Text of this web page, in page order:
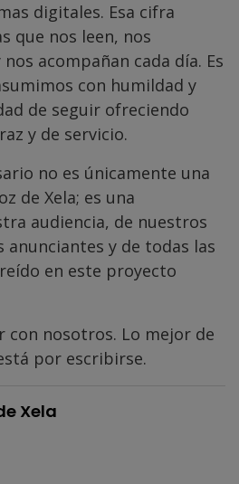
digitales. Esa cifra
que nos leen, nos
acompañan cada día. Es
con humildad y
de seguir ofreciendo
y de servicio.
no es únicamente una
de Xela; es una
audiencia, de nuestros
anunciantes y de todas las
en este proyecto
con nosotros. Lo mejor de
por escribirse.
Xela